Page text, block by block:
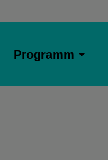
Programm